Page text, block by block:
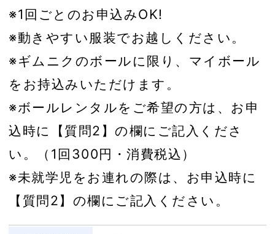
※1回ごとのお申込みOK!
※動きやすい服装でお越しください。
※ギムニクのボールに限り、マイボール
をお持込みいただけます。
※ボールレンタルをご希望の方は、お申
込時に【質問2】の欄にご記入くださ
い。（1回300円・消費税込）
※未就学児をお連れの際は、お申込時に
【質問2】の欄にご記入ください。